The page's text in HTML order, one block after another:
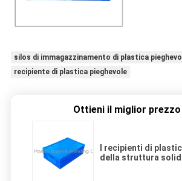
silos di immagazzinamento di plastica
recipiente di plastica pieghevole
Ottieni il miglior prezzo
I recipienti di
della struttura